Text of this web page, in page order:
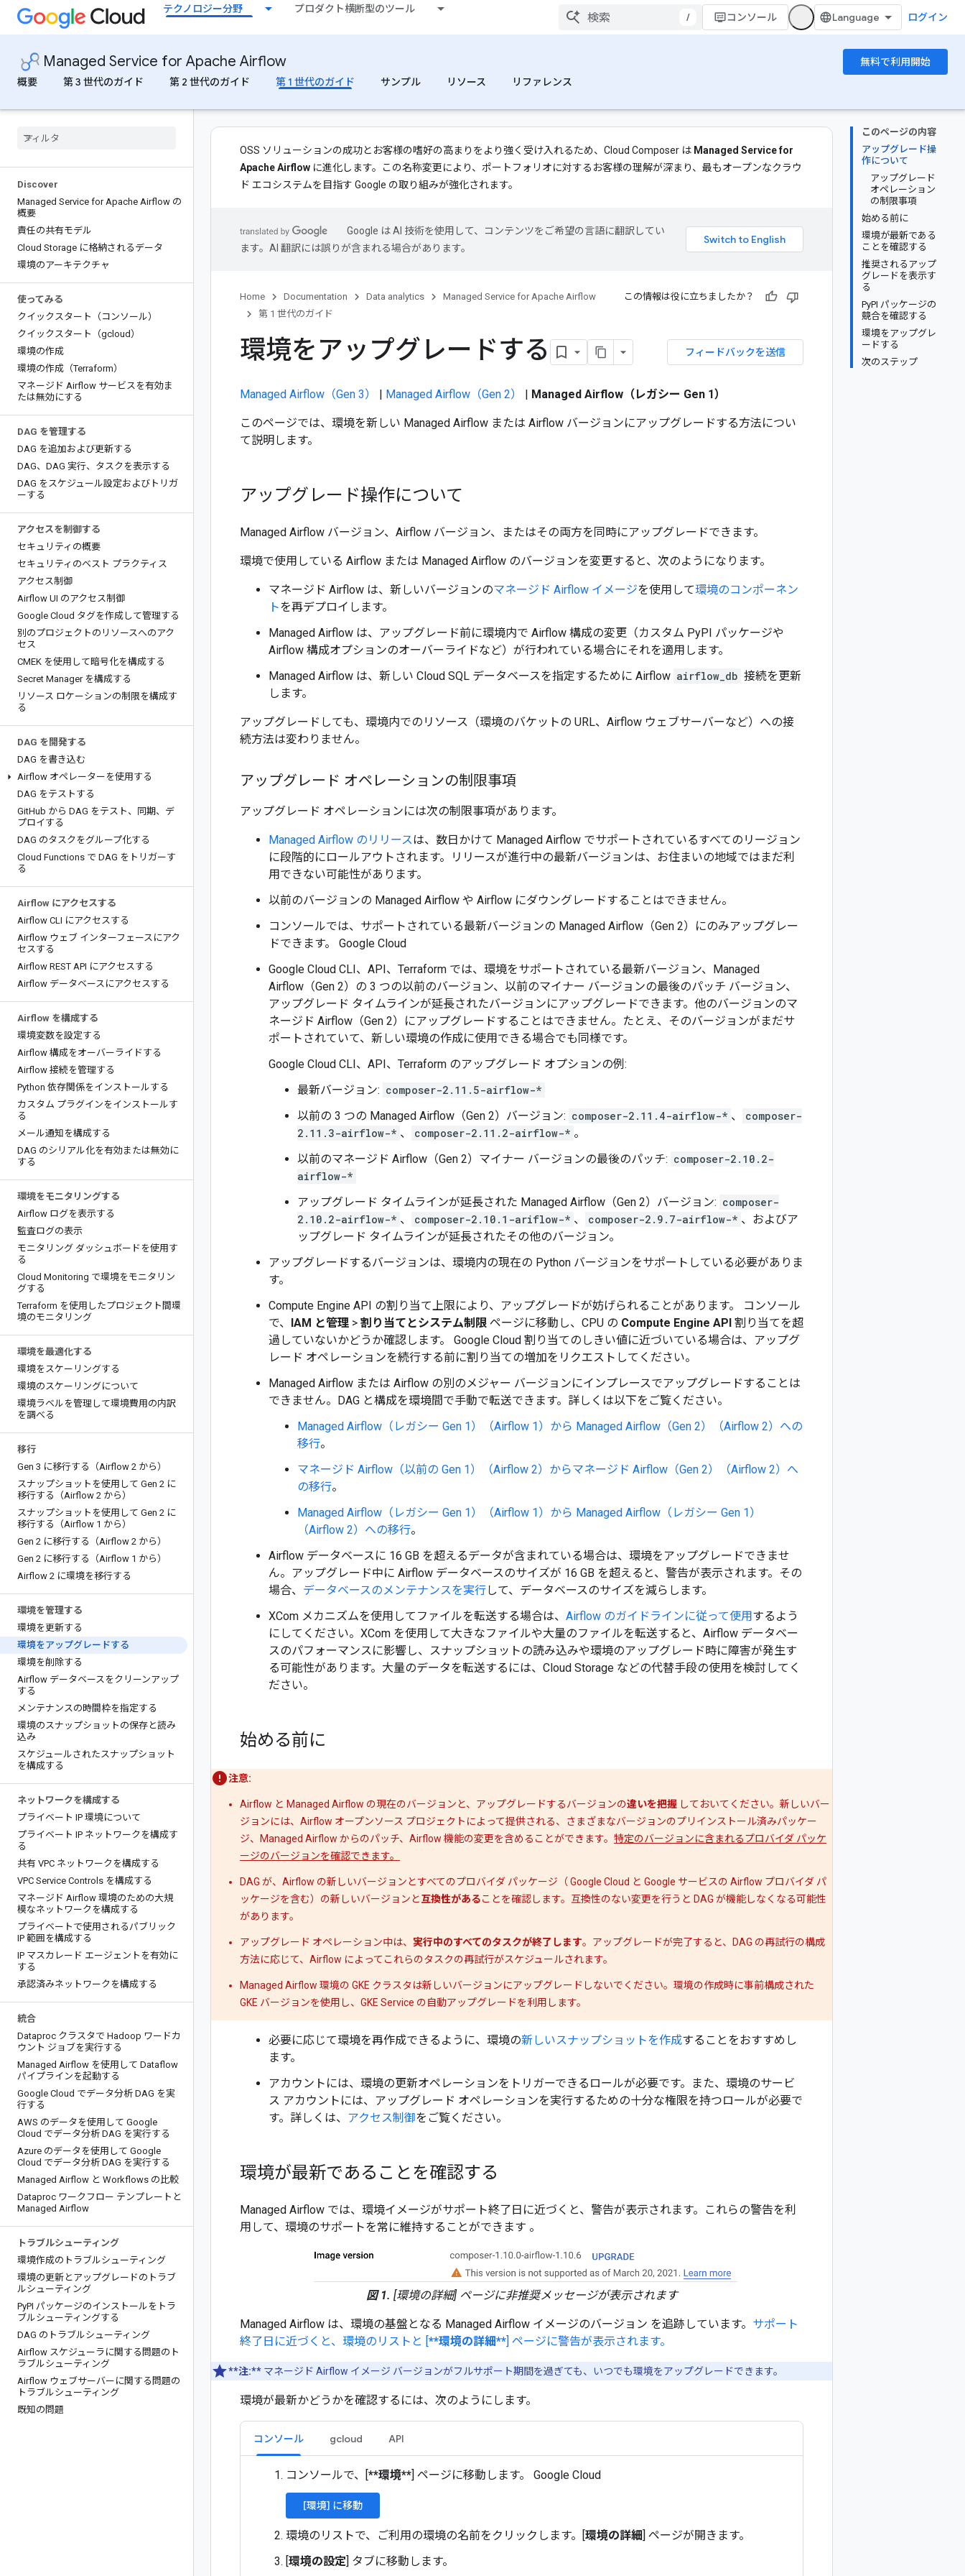
テクノロジー分野 プロダクト横断型のツール
/ コンソール ログイン
Managed Service for Apache Airflow
無料で利用開始
概要
第 3 世代のガイド 第 2 世代のガイド 第 1 世代のガイド サンプル リソース リファレンス
Discover
Managed Service for Apache Airflow の
概要
責任の共有モデル
Cloud Storage に格納されるデータ
環境のアーキテクチャ
使ってみる
クイックスタート（コンソール）
クイックスタート（gcloud）
環境の作成
環境の作成（Terraform）
マネージド Airflow サービスを有効ま
たは無効にする
DAG を管理する
DAG を追加および更新する
DAG、DAG 実行、タスクを表示する
DAG をスケジュール設定およびトリガ
ーする
アクセスを制御する
セキュリティの概要
セキュリティのベスト プラクティス
アクセス制御
Airflow UI のアクセス制御
Google Cloud タグを作成して管理する
別のプロジェクトのリソースへのアク
セス
CMEK を使用して暗号化を構成する
Secret Manager を構成する
リソース ロケーションの制限を構成す
る
DAG を開発する
DAG を書き込む
Airflow オペレーターを使用する
DAG をテストする
GitHub から DAG をテスト、同期、デ
プロイする
DAG のタスクをグループ化する
Cloud Functions で DAG をトリガーす
る
Airflow にアクセスする
Airflow CLI にアクセスする
Airflow ウェブ インターフェースにアク
セスする
Airflow REST API にアクセスする
Airflow データベースにアクセスする
Airflow を構成する
環境変数を設定する
Airflow 構成をオーバーライドする
Airflow 接続を管理する
Python 依存関係をインストールする
カスタム プラグインをインストールす
る
メール通知を構成する
DAG のシリアル化を有効または無効に
する
環境をモニタリングする
Airflow ログを表示する
監査ログの表示
モニタリング ダッシュボードを使用す
る
Cloud Monitoring で環境をモニタリン
グする
Terraform を使用したプロジェクト間環
境のモニタリング
環境を最適化する
環境をスケーリングする
環境のスケーリングについて
環境ラベルを管理して環境費用の内訳
を調べる
移行
Gen 3 に移行する（Airflow 2 から）
スナップショットを使用して Gen 2 に
移行する（Airflow 2 から）
スナップショットを使用して Gen 2 に
移行する（Airflow 1 から）
Gen 2 に移行する（Airflow 2 から）
Gen 2 に移行する（Airflow 1 から）
Airflow 2 に環境を移行する
環境を管理する
環境を更新する
環境をアップグレードする
環境を削除する
Airflow データベースをクリーンアップ
する
メンテナンスの時間枠を指定する
環境のスナップショットの保存と読み
込み
スケジュールされたスナップショット
を構成する
ネットワークを構成する
プライベート IP 環境について
プライベート IP ネットワークを構成す
る
共有 VPC ネットワークを構成する
VPC Service Controls を構成する
マネージド Airflow 環境のための大規
模なネットワークを構成する
プライベートで使用されるパブリック
IP 範囲を構成する
IP マスカレード エージェントを有効に
する
承認済みネットワークを構成する
統合
Dataproc クラスタで Hadoop ワードカ
ウント ジョブを実行する
Managed Airflow を使用して Dataflow
パイプラインを起動する
Google Cloud でデータ分析 DAG を実
行する
AWS のデータを使用して Google
Cloud でデータ分析 DAG を実行する
Azure のデータを使用して Google
Cloud でデータ分析 DAG を実行する
Managed Airflow と Workflows の比較
Dataproc ワークフロー テンプレートと
Managed Airflow
トラブルシューティング
環境作成のトラブルシューティング
環境の更新とアップグレードのトラブ
ルシューティング
PyPI パッケージのインストールをトラ
ブルシューティングする
DAG のトラブルシューティング
Airflow スケジューラに関する問題のト
ラブルシューティング
Airflow ウェブサーバーに関する問題の
トラブルシューティング
既知の問題
このページの内容
アップグレード操
作について
アップグレード
オペレーション
の制限事項
始める前に
環境が最新である
ことを確認する
推奨されるアップ
グレードを表示す
る
PyPI パッケージの
競合を確認する
環境をアップグレ
ードする
次のステップ
OSS ソリューションの成功とお客様の嗜好の高まりをより強く受け入れるため、Cloud Composer は Managed Service for
Apache Airflow に進化します。この名称変更により、ポートフォリオに対するお客様の理解が深まり、最もオープンなクラウ
ド エコシステムを目指す Google の取り組みが強化されます。
Google は AI 技術を使用して、コンテンツをご希望の言語に翻訳してい
ます。AI 翻訳には誤りが含まれる場合があります。
Home Documentation Data analytics
Managed Service for Apache Airflow
第 1 世代のガイド
この情報は役に立ちましたか？
フィードバックを送信
環境をアップグレードする
Managed Airflow（Gen 3） | Managed Airflow（Gen 2） | Managed Airflow（レガシー Gen 1）
このページでは、環境を新しい Managed Airflow または Airflow バージョンにアップグレードする方法につい
て説明します。
アップグレード操作について
Managed Airflow バージョン、Airflow バージョン、またはその両方を同時にアップグレードできます。
環境で使用している Airflow または Managed Airflow のバージョンを変更すると、次のようになります。
マネージド Airflow は、新しいバージョンのマネージド Airflow イメージを使用して環境のコンポーネン
トを再デプロイします。
Managed Airflow は、アップグレード前に環境内で Airflow 構成の変更（カスタム PyPI パッケージや
Airflow 構成オプションのオーバーライドなど）が行われている場合にそれを適用します。
Managed Airflow は、新しい Cloud SQL データベースを指定するために Airflow airflow_db 接続を更新
します。
アップグレードしても、環境内でのリソース（環境のバケットの URL、Airflow ウェブサーバーなど）への接
続方法は変わりません。
アップグレード オペレーションの制限事項
アップグレード オペレーションには次の制限事項があります。
Managed Airflow のリリースは、数日かけて Managed Airflow でサポートされているすべてのリージョン
に段階的にロールアウトされます。リリースが進行中の最新バージョンは、お住まいの地域ではまだ利
用できない可能性があります。
以前のバージョンの Managed Airflow や Airflow にダウングレードすることはできません。
コンソールでは、サポートされている最新バージョンの Managed Airflow（Gen 2）にのみアップグレー
ドできます。 Google Cloud
Google Cloud CLI、API、Terraform では、環境をサポートされている最新バージョン、Managed
Airflow（Gen 2）の 3 つの以前のバージョン、以前のマイナー バージョンの最後のパッチ バージョン、
アップグレード タイムラインが延長されたバージョンにアップグレードできます。他のバージョンのマ
ネージド Airflow（Gen 2）にアップグレードすることはできません。たとえ、そのバージョンがまだサ
ポートされていて、新しい環境の作成に使用できる場合でも同様です。
Google Cloud CLI、API、Terraform のアップグレード オプションの例:
最新バージョン: composer-2.11.5-airflow-*
以前の 3 つの Managed Airflow（Gen 2）バージョン: composer-2.11.4-airflow-* 、
composer-
2.11.3-airflow-* 、 composer-2.11.2-airflow-* 。
以前のマネージド Airflow（Gen 2）マイナー バージョンの最後のパッチ: composer-2.10.2-
airflow-*
アップグレード タイムラインが延長された Managed Airflow（Gen 2）バージョン: composer-
2.10.2-airflow-* 、 composer-2.10.1-ariflow-* 、 composer-2.9.7-airflow-* 、およびア
ップグレード タイムラインが延長されたその他のバージョン。
アップグレードするバージョンは、環境内の現在の Python バージョンをサポートしている必要がありま
す。
Compute Engine API の割り当て上限により、アップグレードが妨げられることがあります。 コンソール
で、 IAM と管理 > 割り当てとシステム制限 ページに移動し、CPU の Compute Engine API 割り当てを超
過していないかどうか確認します。 Google Cloud 割り当てのしきい値に近づいている場合は、アップグ
レード オペレーションを続行する前に割り当ての増加をリクエストしてください。
Managed Airflow または Airflow の別のメジャー バージョンにインプレースでアップグレードすることは
できません。DAG と構成を環境間で手動で転送できます。詳しくは以下をご覧ください。
Managed Airflow（レガシー Gen 1）（Airflow 1）から Managed Airflow（Gen 2）（Airflow 2）への
移行。
マネージド Airflow（以前の Gen 1）（Airflow 2）からマネージド Airflow（Gen 2）（Airflow 2）へ
の移行。
Managed Airflow（レガシー Gen 1）（Airflow 1）から Managed Airflow（レガシー Gen 1）
（Airflow 2）への移行。
Airflow データベースに 16 GB を超えるデータが含まれている場合は、環境をアップグレードできませ
ん。アップグレード中に Airflow データベースのサイズが 16 GB を超えると、警告が表示されます。その
場合、 データベースのメンテナンスを実行して、データベースのサイズを減らします。
XCom メカニズムを使用してファイルを転送する場合は、 Airflow のガイドラインに従って使用するよう
にしてください。XCom を使用して大きなファイルや大量のファイルを転送すると、Airflow データベー
スのパフォーマンスに影響し、スナップショットの読み込みや環境のアップグレード時に障害が発生す
る可能性があります。大量のデータを転送するには、Cloud Storage などの代替手段の使用を検討してく
ださい。
始める前に
注意:
Airflow と Managed Airflow の現在のバージョンと、アップグレードするバージョンの違いを把握 しておいてください。新しいバー
ジョンには、Airflow オープンソース プロジェクトによって提供される、さまざまなバージョンのプリインストール済みパッケー
ジ、Managed Airflow からのパッチ、Airflow 機能の変更を含めることができます。 特定のバージョンに含まれるプロバイダ パッケ
ージのバージョンを確認できます。
DAG が、Airflow の新しいバージョンとすべてのプロバイダ パッケージ（ Google Cloud と Google サービスの Airflow プロバイダ パ
ッケージを含む）の新しいバージョンと互換性があることを確認します。互換性のない変更を行うと DAG が機能しなくなる可能性
があります。
アップグレード オペレーション中は、 実行中のすべてのタスクが終了します。アップグレードが完了すると、DAG の再試行の構成
方法に応じて、Airflow によってこれらのタスクの再試行がスケジュールされます。
Managed Airflow 環境の GKE クラスタは新しいバージョンにアップグレードしないでください。環境の作成時に事前構成された
GKE バージョンを使用し、GKE Service の自動アップグレードを利用します。
必要に応じて環境を再作成できるように、環境の新しいスナップショットを作成することをおすすめし
ます。
アカウントには、環境の更新オペレーションをトリガーできるロールが必要です。また、環境のサービ
ス アカウントには、アップグレード オペレーションを実行するための十分な権限を持つロールが必要で
す。詳しくは、 アクセス制御をご覧ください。
環境が最新であることを確認する
Managed Airflow では、環境イメージがサポート終了日に近づくと、警告が表示されます。これらの警告を利
用して、環境のサポートを常に維持することができます 。
図 1. [環境の詳細] ページに非推奨メッセージが表示されます
Managed Airflow は、環境の基盤となる Managed Airflow イメージのバージョン を追跡しています。 サポート
終了日に近づくと、環境のリストと [**環境の詳細**] ページに警告が表示されます。
**注:** マネージド Airflow イメージ バージョンがフルサポート期間を過ぎても、いつでも環境をアップグレードできます。
環境が最新かどうかを確認するには、次のようにします。
コンソール gcloud API
コンソールで、[**環境**] ページに移動します。 Google Cloud
[環境] に移動
環境のリストで、ご利用の環境の名前をクリックします。[環境の詳細] ページが開きます。
[環境の設定] タブに移動します。